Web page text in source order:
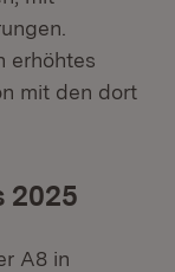
erhöhtes
mit den dort
2025
A8 in